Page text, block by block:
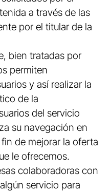
a través de las
por el titular de la
bien tratadas por
permiten
y así realizar la
de la
del servicio
su navegación en
de mejorar la oferta
le ofrecemos.
colaboradoras con
servicio para